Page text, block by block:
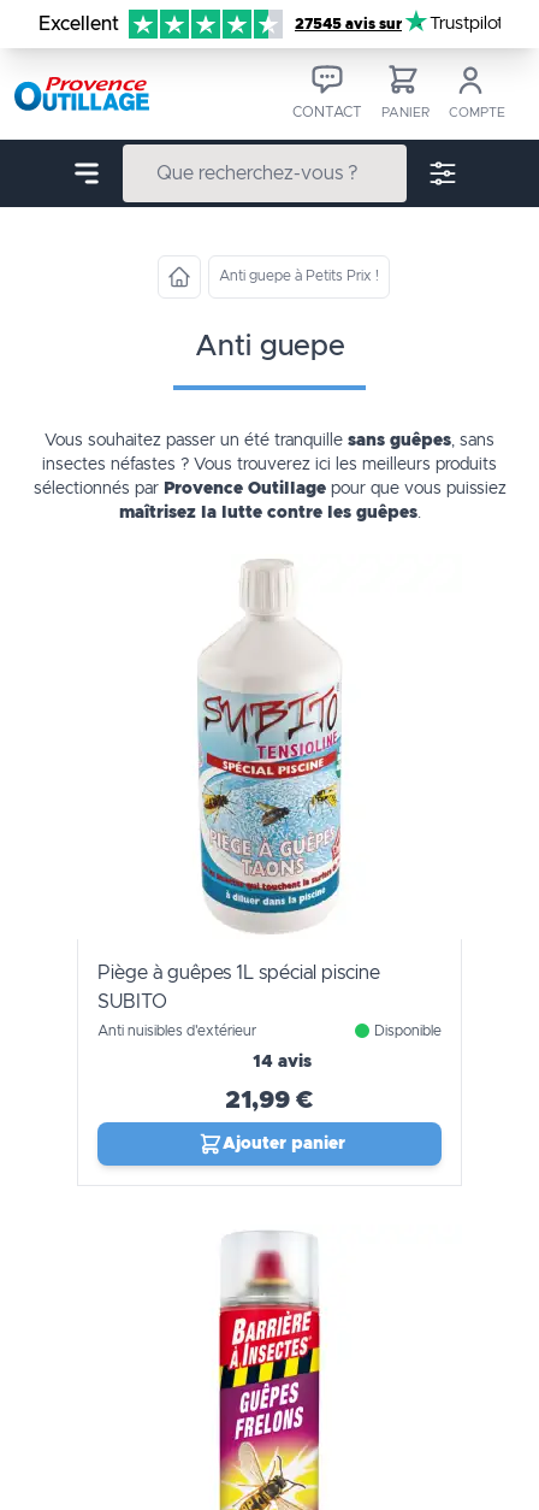
Aller au contenu
Excellent 27545 avis sur Trustpilot
CONTACT PANIER COMPTE
Anti guepe à Petits Prix !
anti guepe
Vous souhaitez passer un été tranquille sans guêpes, sans
insectes néfastes ? Vous trouverez ici les meilleurs produits
sélectionnés par Provence Outillagepour que vous puissiez
maîtrisez la lutte contre les guêpes.
Piège à guêpes 1L spécial piscine
SUBITO
Anti nuisibles d'extérieur Disponible
14 avis
21,99 €
Ajouter panier